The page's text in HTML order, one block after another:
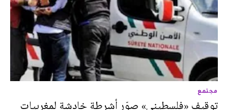
مجتمع
توقيف «فلسطيني» صوّر أشرطة خادشة لمغربيات